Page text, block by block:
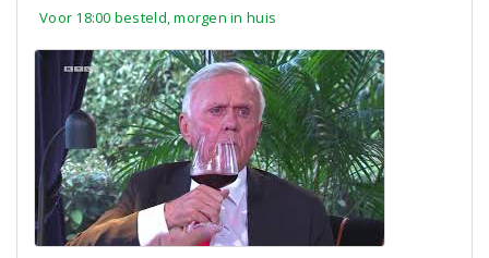
Voor 18:00 besteld, morgen in huis